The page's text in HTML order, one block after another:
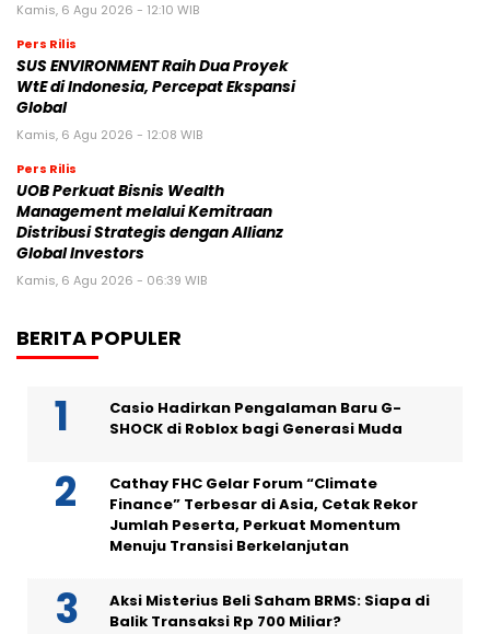
Kamis, 6 Agu 2026 - 12:10 WIB
Pers Rilis
SUS ENVIRONMENT Raih Dua Proyek
WtE di Indonesia, Percepat Ekspansi
Global
Kamis, 6 Agu 2026 - 12:08 WIB
Pers Rilis
UOB Perkuat Bisnis Wealth
Management melalui Kemitraan
Distribusi Strategis dengan Allianz
Global Investors
Kamis, 6 Agu 2026 - 06:39 WIB
BERITA POPULER
Casio Hadirkan Pengalaman Baru G-
SHOCK di Roblox bagi Generasi Muda
Cathay FHC Gelar Forum “Climate
Finance” Terbesar di Asia, Cetak Rekor
Jumlah Peserta, Perkuat Momentum
Menuju Transisi Berkelanjutan
Aksi Misterius Beli Saham BRMS: Siapa di
Balik Transaksi Rp 700 Miliar?